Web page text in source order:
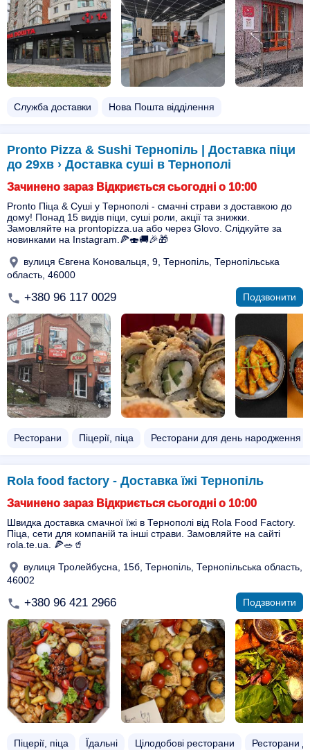
Служба доставки Нова Пошта відділення
Pronto Pizza & Sushi Тернопіль | Доставка піци
до 29хв › Доставка суші в Тернополі
Зачинено зараз Відкриється сьогодні о 10:00
Pronto Піца & Суші у Тернополі - смачні страви з доставкою до
дому! Понад 15 видів піци, суші роли, акції та знижки.
Замовляйте на prontopizza.ua або через Glovo. Слідкуйте за
новинками на Instagram.🍕🍣🚚🎉🎁
вулиця Євгена Коновальця, 9, Тернопіль, Тернопільська
область, 46000
+380 96 117 0029 Подзвонити
Ресторани Піцерії, піца Ресторани для день народження
Rola food factory - Доставка їжі Тернопіль
Зачинено зараз Відкриється сьогодні о 10:00
Швидка доставка смачної їжі в Тернополі від Rola Food Factory.
Піца, сети для компаній та інші страви. Замовляйте на сайті
rola.te.ua. 🍕🥗🥤
вулиця Тролейбусна, 15б, Тернопіль, Тернопільська область,
46002
+380 96 421 2966 Подзвонити
Піцерії, піца Їдальні Цілодобові ресторани Ресторани